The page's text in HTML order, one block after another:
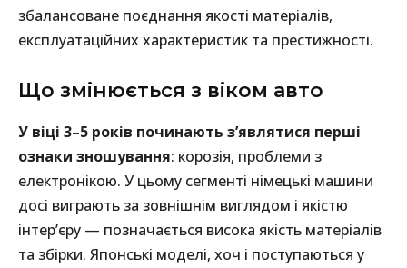
збалансоване поєднання якості матеріалів,
експлуатаційних характеристик та престижності.
Що змінюється з віком авто
У віці 3–5 років починають з’являтися перші
ознаки зношування: корозія, проблеми з
електронікою. У цьому сегменті німецькі машини
досі виграють за зовнішнім виглядом і якістю
інтер’єру — позначається висока якість матеріалів
та збірки. Японські моделі, хоч і поступаються у